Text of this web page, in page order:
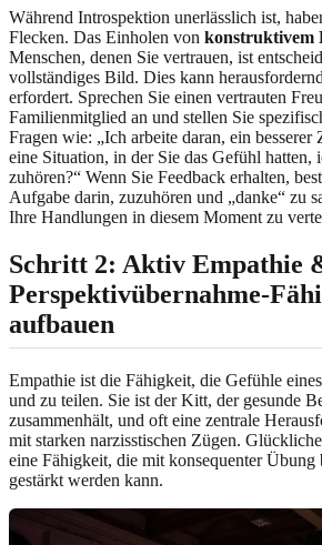
Während Introspektion unerlässlich ist,
Flecken. Das Einholen von konstruktivem
Menschen, denen Sie vertrauen, ist
vollständiges Bild. Dies kann
erfordert. Sprechen Sie einen vertrauten
Familienmitglied an und stellen Sie
Fragen wie: „Ich arbeite daran, ein besserer
eine Situation, in der Sie das Gefühl hatten,
zuhören?“ Wenn Sie Feedback erhalten,
Aufgabe darin, zuzuhören und „danke“ zu
Ihre Handlungen in diesem Moment zu
Schritt 2: Aktiv Empathie
Perspektivübernahme-
aufbauen
Empathie ist die Fähigkeit, die Gefühle
und zu teilen. Sie ist der Kitt, der gesunde
zusammenhält, und oft eine zentrale
mit starken narzisstischen Zügen.
eine Fähigkeit, die mit konsequenter
gestärkt werden kann.